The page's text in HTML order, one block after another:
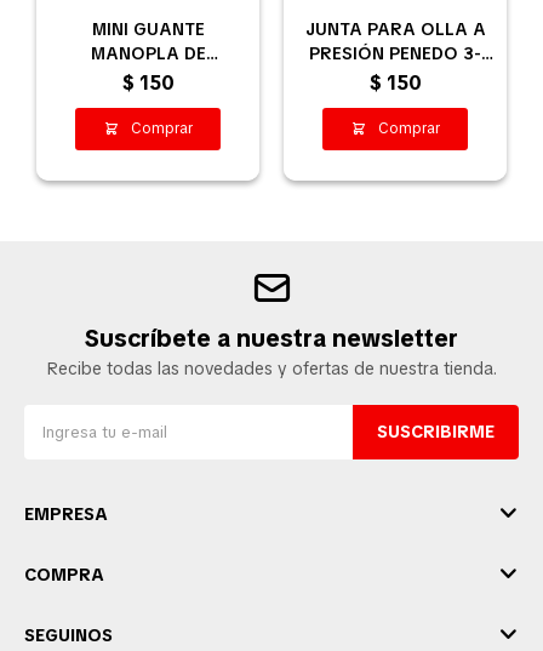
MINI GUANTE
MANOPLA DE
SILICONA PARA
$ 150
JUNTA PARA OLLA A
PRESIÓN PENEDO 3-
4,5 Y 7 LITROS DE
$ 150
Suscríbete a nuestra newsletter
Recibe todas las novedades y ofertas de nuestra tienda.
SUSCRIBIRME
EMPRESA
COMPRA
SEGUINOS